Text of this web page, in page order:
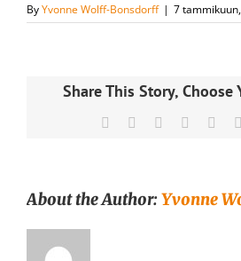
ByYvonne Wolff-Bonsdorff | 7
Share This Story, Choose
Facebook Reddit LinkedIn
About the Author:Yvonne